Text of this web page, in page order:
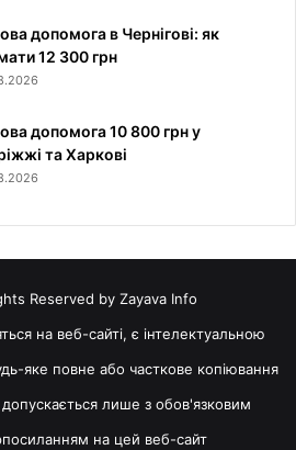
допомога в Чернігові: як
12 300 грн
допомога 10 800 грн у
та Харкові
Reserved by Zayava Info
на веб-сайті, є інтелектуальною
яке повне або часткове копіювання
допускається лише з обов'язковим
на цей веб-сайт